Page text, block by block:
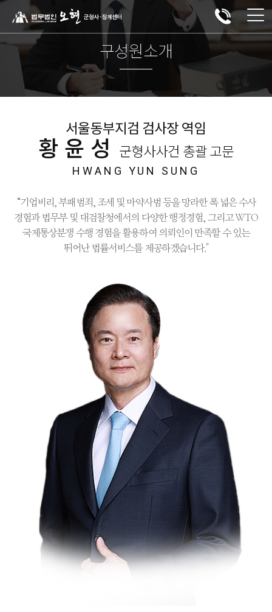
구성원소개
서울동부지검 검사장 역임
황윤성 군형사사건 총괄 고문
HWANG YUN SUNG
“기업비리, 부패범죄, 조세 및 마약사범 등을 망라한 폭 넓은 수사
경험과 법무부 및 대검찰청에서의 다양한 행정경험, 그리고 WTO
국제통상분쟁 수행 경험을 활용하여 의뢰인이 만족할 수 있는
뛰어난 법률서비스를 제공하겠습니다."